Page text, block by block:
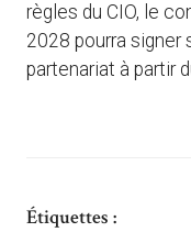
règles du CIO, le
2028 pourra
partenariat à partir
Étiquettes :